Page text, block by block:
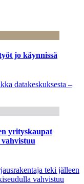
jo käynnissä
datakeskuksesta –
yrityskaupat
vahvistuu
teki jälleen
vahvistuu